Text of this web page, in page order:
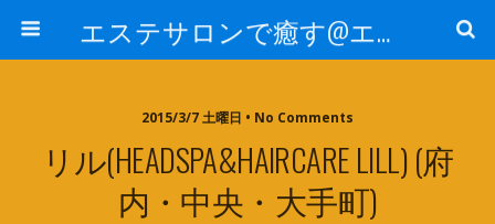
エステサロンで癒す@エステ～全国エステ情報
2015/3/7 土曜日 • No Comments
リル(HEADSPA&HAIRCARE LILL) (府
内・中央・大手町)